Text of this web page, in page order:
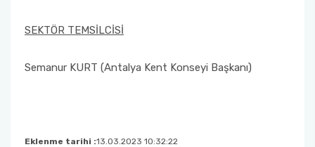
SEKTÖR TEMSİLCİSİ
Semanur KURT (Antalya Kent Konseyi Başkanı)
Eklenme tarihi :13.03.2023 10:32:22